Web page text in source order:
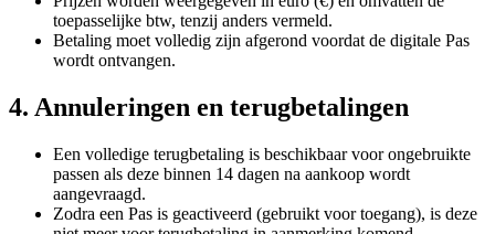
toepasselijke btw, tenzij anders vermeld.
Betaling moet volledig zijn afgerond voordat de digitale Pas
wordt ontvangen.
4. Annuleringen en terugbetalingen
Een volledige terugbetaling is beschikbaar voor ongebruikte
passen als deze binnen 14 dagen na aankoop wordt
aangevraagd.
Zodra een Pas is geactiveerd (gebruikt voor toegang), is deze